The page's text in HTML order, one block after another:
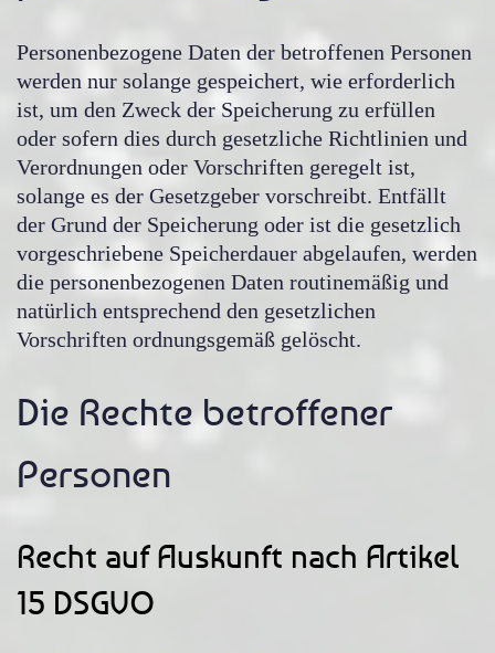
Personenbezogene Daten der betroffenen Personen
werden nur solange gespeichert, wie erforderlich
ist, um den Zweck der Speicherung zu erfüllen
oder sofern dies durch gesetzliche Richtlinien und
Verordnungen oder Vorschriften geregelt ist,
solange es der Gesetzgeber vorschreibt. Entfällt
der Grund der Speicherung oder ist die gesetzlich
vorgeschriebene Speicherdauer abgelaufen, werden
die personenbezogenen Daten routinemäßig und
natürlich entsprechend den gesetzlichen
Vorschriften ordnungsgemäß gelöscht.
Die Rechte betroffener
Personen
Recht auf Auskunft nach Artikel
15 DSGVO